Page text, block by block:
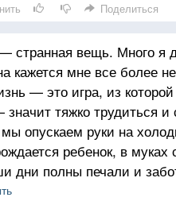
Поделиться
странная вещь. Много я
кажется мне все более
— это игра, из
тяжко трудиться и
мы опускаем руки на
ребенок, в
дни полны печали и
спотыкаясь,